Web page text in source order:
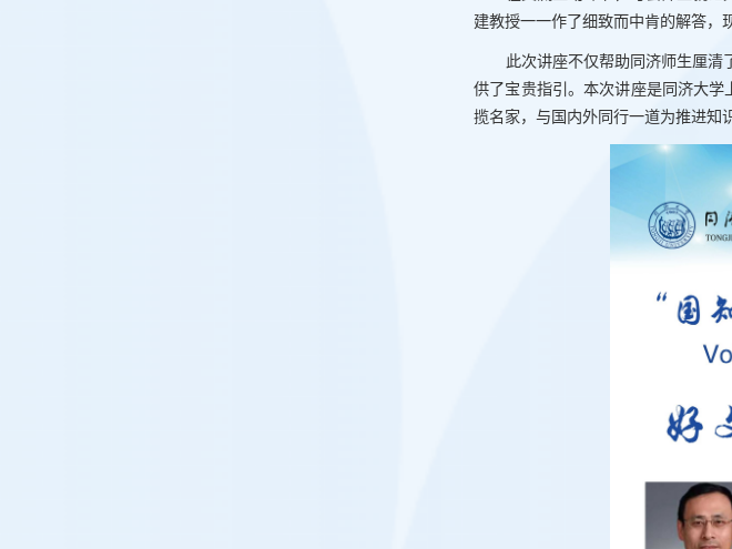
建教授一一作了细致而中肯的解答，
此次讲座不仅帮助同济师生厘
供了宝贵指引。本次讲座是同济大学
揽名家，与国内外同行一道为推进知